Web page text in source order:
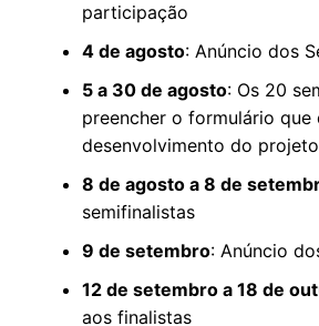
participação
4 de agosto: Anúncio dos
5 a 30 de agosto: Os 20
preencher o formulário que
desenvolvimento do projeto
8 de agosto a 8 de
semifinalistas
9 de setembro: Anúncio
12 de setembro a 18 de
aos finalistas